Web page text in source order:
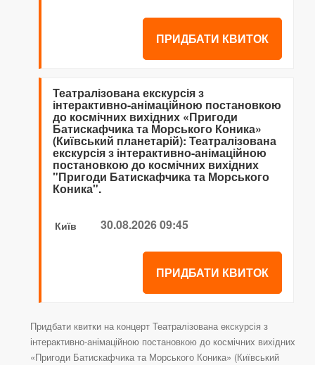
ПРИДБАТИ КВИТОК
Театралізована екскурсія з
інтерактивно-анімаційною постановкою
до космічних вихідних «Пригоди
Батискафчика та Морського Коника»
(Київський планетарій): Театралізована
екскурсія з інтерактивно-анімаційною
постановкою до космічних вихідних
"Пригоди Батискафчика та Морського
Коника".
Київ 30.08.2026 09:45
ПРИДБАТИ КВИТОК
Придбати квитки на концерт Театралізована екскурсія з
інтерактивно-анімаційною постановкою до космічних вихідних
«Пригоди Батискафчика та Морського Коника» (Київський